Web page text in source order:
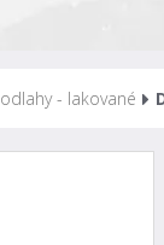
- lakované